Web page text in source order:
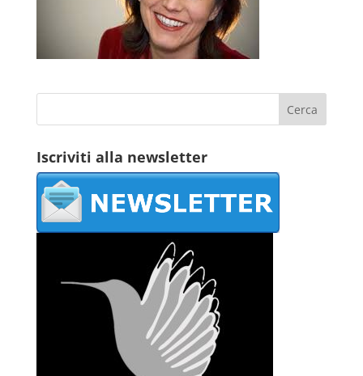
Iscriviti alla newsletter